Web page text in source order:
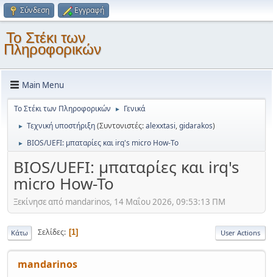
Σύνδεση Εγγραφή
Το Στέκι των
Πληροφορικών
Main Menu
Το Στέκι των Πληροφορικών ► Γενικά
► Τεχνική υποστήριξη(Συντονιστές:alexxtasi,gidarakos)
► BIOS/UEFI: μπαταρίες και irq's micro How-To
BIOS/UEFI: μπαταρίες και irq's
micro How-To
Ξεκίνησε από mandarinos, 14 Μαΐου 2026, 09:53:13 ΠΜ
Κάτω Σελίδες 1 User Actions
mandarinos